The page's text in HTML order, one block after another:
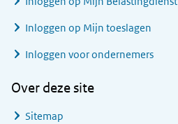
Inloggen op Mijn toeslagen
Inloggen voor ondernemers
Over deze site
Sitemap